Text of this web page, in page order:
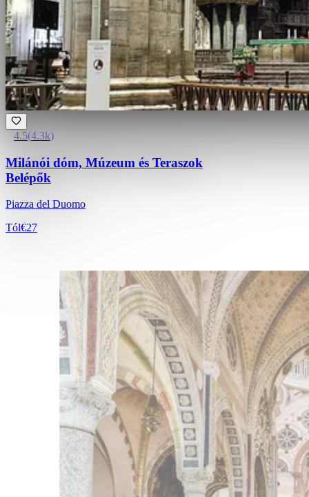
4.5(4.3k)
Milánói dóm, Múzeum és Teraszok
Belépők
Piazza del Duomo
Tól€27